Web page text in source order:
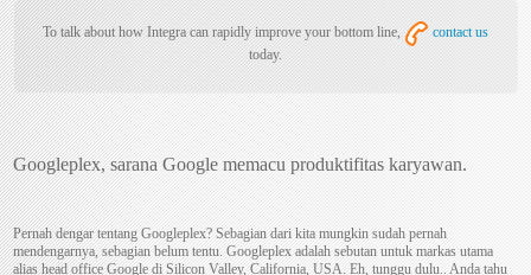
To talk about how Integra can rapidly improve your bottom line,
contact us
today.
Googleplex, sarana Google memacu produktifitas karyawan.
Pernah dengar tentang Googleplex? Sebagian dari kita mungkin sudah pernah
mendengarnya, sebagian belum tentu. Googleplex adalah sebutan untuk markas utama
alias head office Google di Silicon Valley, California, USA. Eh, tunggu dulu.. Anda tahu